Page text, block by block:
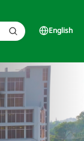
English